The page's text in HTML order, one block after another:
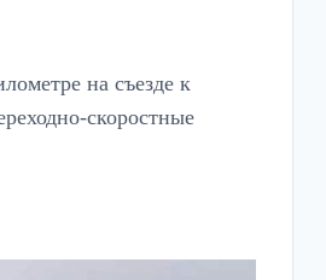
на съезде к
скоростные